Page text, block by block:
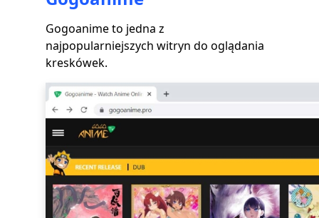
Gogoanime to jedna z
najpopularniejszych witryn do oglądania
kreskówek.